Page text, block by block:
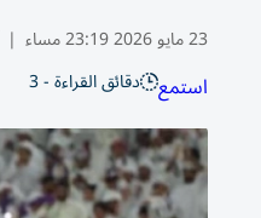
23 مايو 2026 23:19 مساء |
استمع دقائق القراءة - 3